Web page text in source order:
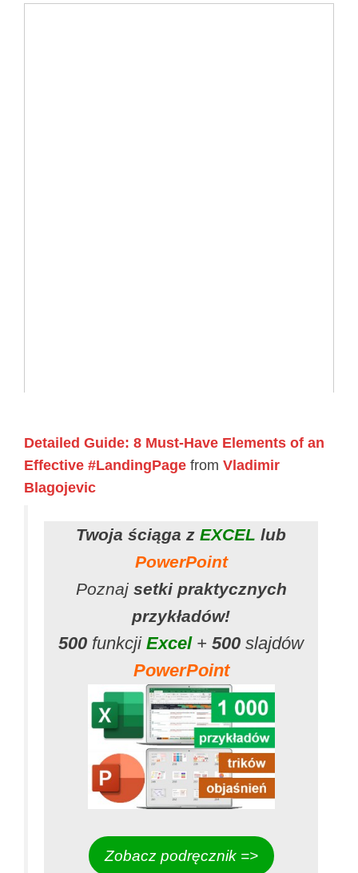
Detailed Guide: 8 Must-Have Elements of an
Effective #LandingPage from Vladimir
Blagojevic
Twoja ściąga z EXCEL lub
PowerPoint
Poznaj setki praktycznych
przykładów!
500 funkcji Excel + 500 slajdów
PowerPoint
Zobacz podręcznik =>